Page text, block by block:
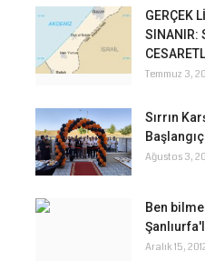
GERÇEK
SINANIR:
Temmuz 3,
Sırrın
Ağustos 3,
Ben
Aralık 15,